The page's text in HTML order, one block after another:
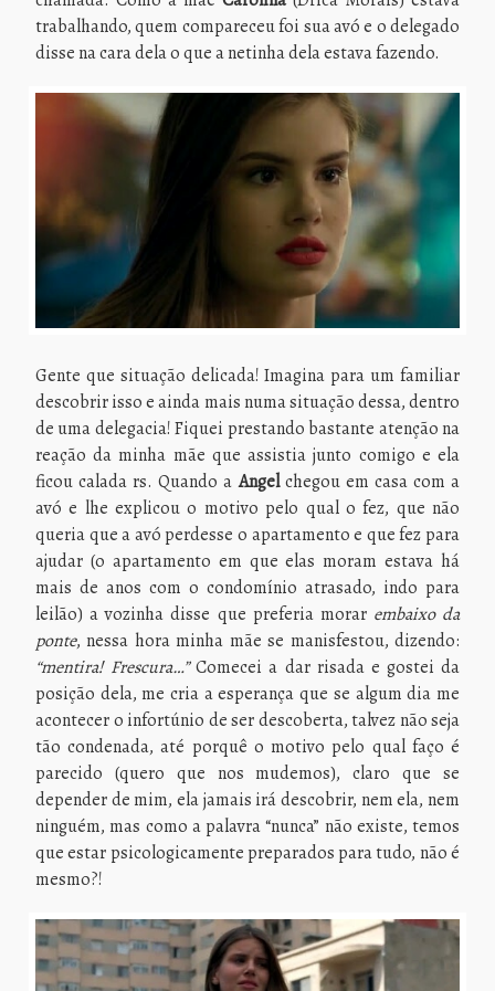
trabalhando, quem compareceu foi sua avó e o delegado
disse na cara dela o que a netinha dela estava fazendo.
Gente que situação delicada! Imagina para um familiar
descobrir isso e ainda mais numa situação dessa, dentro
de uma delegacia! Fiquei prestando bastante atenção na
reação da minha mãe que assistia junto comigo e ela
ficou calada rs. Quando aAngelchegou em casa com a
avó e lhe explicou o motivo pelo qual o fez, que não
queria que a avó perdesse o apartamento e que fez para
ajudar (o apartamento em que elas moram estava há
mais de anos com o condomínio atrasado, indo para
leilão) a vozinha disse que preferia morar embaixo da
ponte, nessa hora minha mãe se manisfestou, dizendo:
“mentira! Frescura…”Comecei a dar risada e gostei da
posição dela, me cria a esperança que se algum dia me
acontecer o infortúnio de ser descoberta, talvez não seja
tão condenada, até porquê o motivo pelo qual faço é
parecido (quero que nos mudemos), claro que se
depender de mim, ela jamais irá descobrir, nem ela, nem
ninguém, mas como a palavra “nunca” não existe, temos
que estar psicologicamente preparados para tudo, não é
mesmo?!